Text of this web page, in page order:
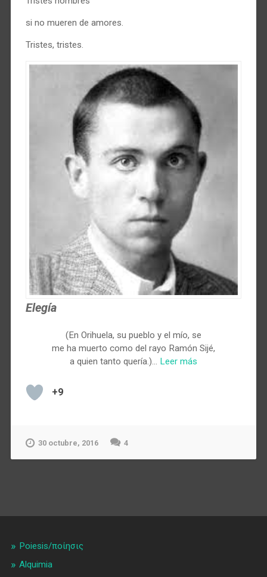
si no mueren de amores.
Tristes, tristes.
Elegía
(En Orihuela, su pueblo y el mío, se
me ha muerto como del rayo Ramón Sijé,
a quien tanto quería.)… Leer más
+9
30 octubre, 2016 4
Poiesis/ποίησις
Alquimia